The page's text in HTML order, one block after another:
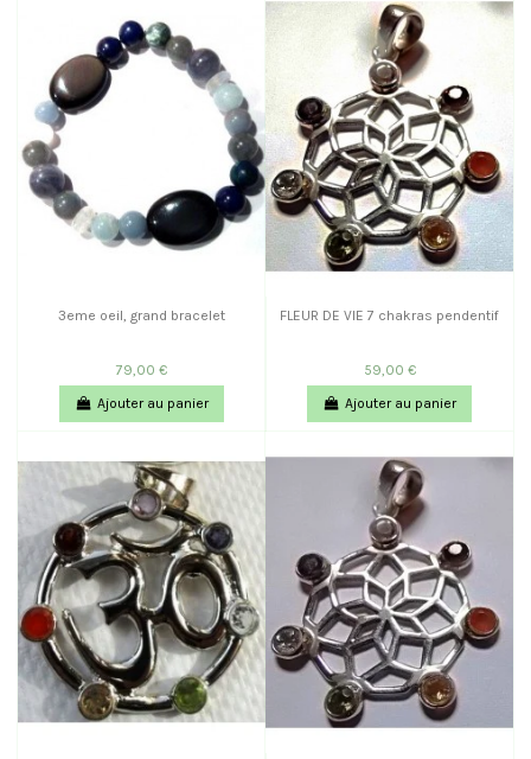
3eme oeil, grand bracelet
79,00 €
Ajouter au panier
FLEUR DE VIE 7 chakras pendentif
59,00 €
Ajouter au panier